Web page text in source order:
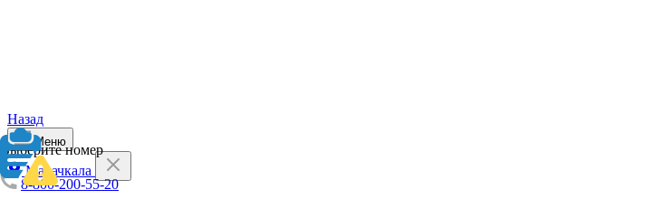
Назад
Выберите номер
8-800-200-55-20
Меню
Махачкала